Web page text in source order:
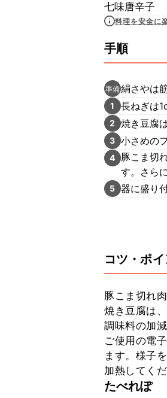
七味唐辛子
料理を安全に
手順
準備絹さやは
1 長ねぎは
2 焼き豆腐
3 小さめの
4
豚こま切
す。さら
5 器に盛り
コツ・ポイ
豚こま切れ
焼き豆腐は
調味料の加
ご使用の電
ます。様子
加熱してくだ
たべれぽ